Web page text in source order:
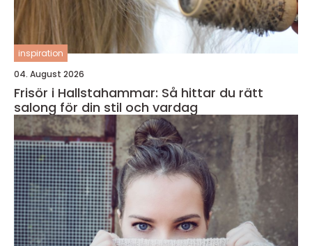
inspiration
04. August 2026
Frisör i Hallstahammar: Så hittar du rätt
salong för din stil och vardag